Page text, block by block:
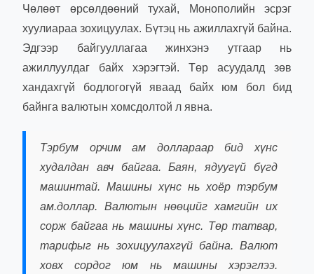
Чөлөөт өрсөлдөөний тухай, Монополийн эсрэг
хуулиараа зохицуулах. Бүтэц нь ажиллахгүй байна.
Эдгээр байгууллагаа жинхэнэ утгаар нь
ажиллуулдаг байх хэрэгтэй. Төр асуудалд зөв
хандахгүй бодлогогүй яваад байх юм бол бид
байнга валютын хомсдолтой л явна.
Тэрбум орчим ам доллараар бид хүнс
худалдан авч байгаа. Баян, ядуугүй бүгд
машинтай. Машины хүнс нь хоёр тэрбум
ам.доллар. Валютын нөөцийг хамгийн их
сорж байгаа нь машины хүнс. Төр татвар,
тарифыг нь зохицуулахгүй байна. Валют
ховх сордог юм нь машины хэрэглээ.